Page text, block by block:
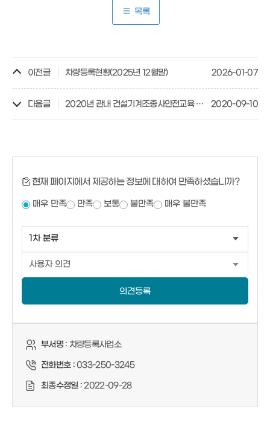
목록
이전글 차량등록현황(2025년 12월말) 2026-01-07
다음글 2020년 관내 건설기계조종사안전교육 일정(취소) 2020-09-10
현재 페이지에서 제공하는 정보에 대하여 만족하셨습니까?
매우 만족 만족 보통 불만족 매우 불만족
의견등록
부서명 : 차량등록사업소
전화번호 :033-250-3245
최종수정일 :2022-09-28